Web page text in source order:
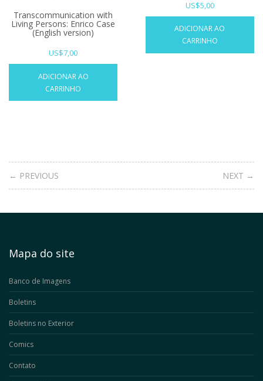
Transcommunication with
Living Persons: Enrico Case
(English version)
US$7,00
ADICIONAR AO
CARRINHO
US$5,00
ADICIONAR AO
CARRINHO
← PREVIOUS NEXT →
Mapa do site
Banco de Imagens
Boletins
Boletins no Exterior
Comics
Contato